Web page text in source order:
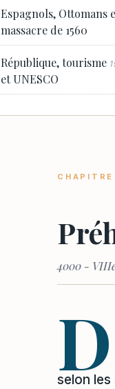
Espagnols, Ottomans
massacre de 1560
République, tourisme
et UNESCO
4000 -
D
selon